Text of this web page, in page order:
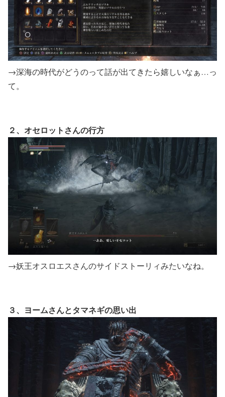
→深海の時代がどうのって話が出てきたら嬉しいなぁ…っ
て。
２、オセロットさんの行方
→妖王オスロエスさんのサイドストーリィみたいなね。
３、ヨームさんとタマネギの思い出